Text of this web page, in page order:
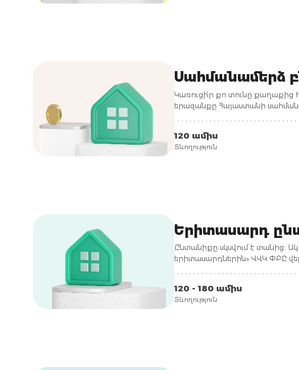
Սահմանամերձ
Կառուցի՛ր քո տունը քաղաքից
երազանքը Հայաստանի
120 ամիս
Տևողություն
Երիտասարդ
Ընտանիքը սկսվում է տանից։
երիտասարդներին» ՎՎԿ ՓԲԸ
120 - 180 ամիս
Տևողություն